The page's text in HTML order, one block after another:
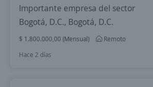
Importante empresa del sector
Bogotá, D.C., Bogotá, D.C.
$ 1.800.000,00 (Mensual)
Remoto
Hace 2 días